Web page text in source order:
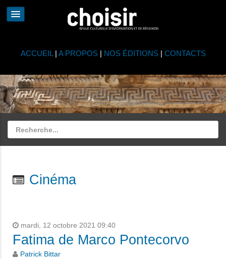
ACCUEIL | A PROPOS| NOS ÉDITIONS| CONTACTS
Cinéma
mardi, 12 octobre 2021 09:40
Fatima de Marco Pontecorvo
Patrick Bittar